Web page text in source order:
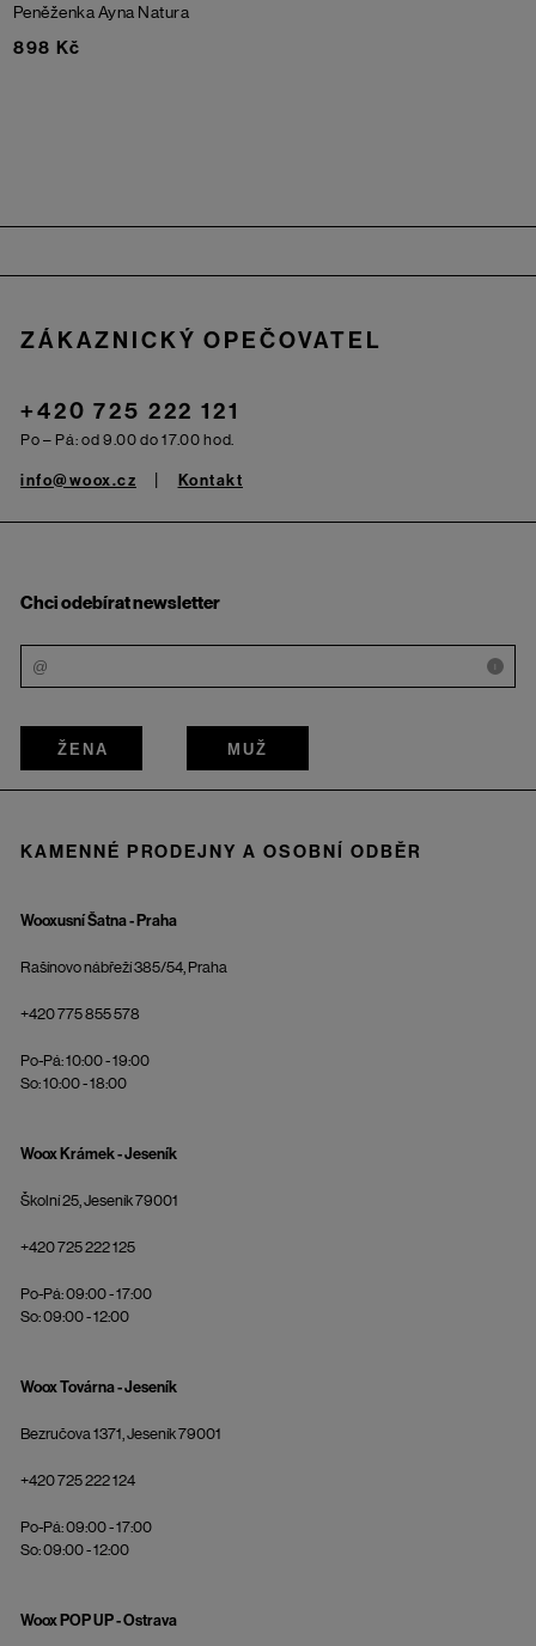
Peněženka Ayna Natura
898 Kč
ZÁKAZNICKÝ OPEČOVATEL
+420 725 222 121
Po – Pá: od 9.00 do 17.00 hod.
info@woox.cz Kontakt
Chci odebírat newsletter
i
ŽENA MUŽ
KAMENNÉ PRODEJNY A OSOBNÍ ODBĚR
Wooxusní Šatna - Praha
Rašínovo nábřeží 385/54, Praha
+420 775 855 578
Po-Pá: 10:00 - 19:00
So: 10:00 - 18:00
Woox Krámek - Jeseník
Školní 25, Jeseník 79001
+420 725 222 125
Po-Pá: 09:00 - 17:00
So: 09:00 - 12:00
Woox Továrna - Jeseník
Bezručova 1371, Jeseník 79001
+420 725 222 124
Po-Pá: 09:00 - 17:00
So: 09:00 - 12:00
Woox POP UP - Ostrava